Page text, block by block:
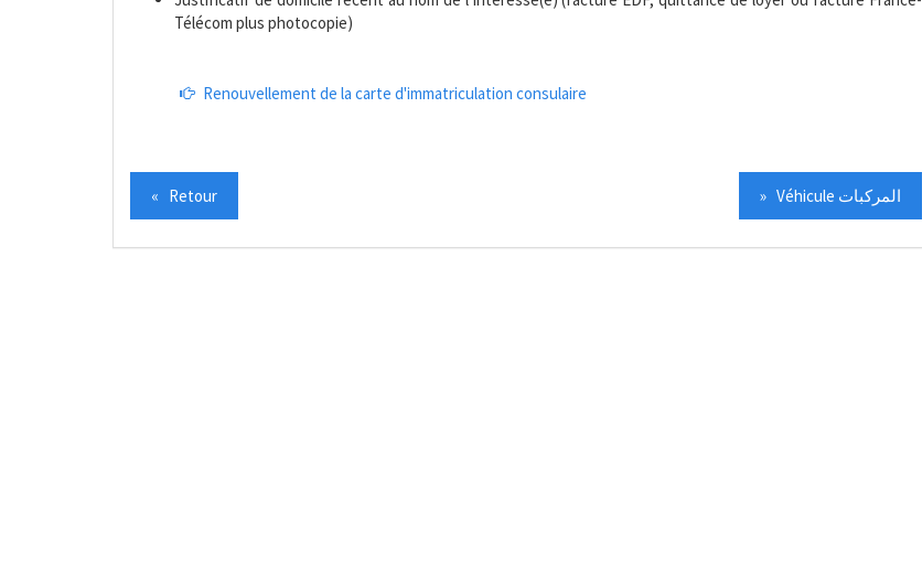
Télécom plus photocopie)
Renouvellement de la carte d'immatriculation consulaire
« Retour » Véhicule المركبات